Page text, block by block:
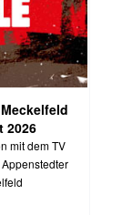
2026
mit dem TV